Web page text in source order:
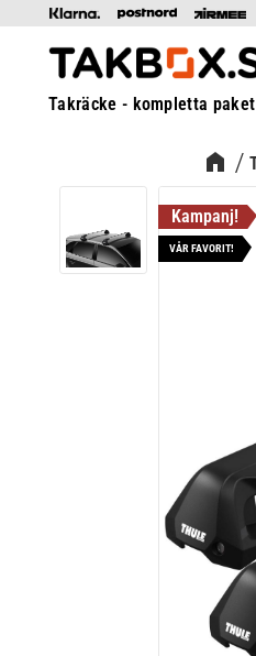
Takräcke - kompletta paket
VÅR FAVORIT!